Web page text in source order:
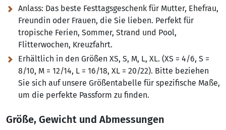
Anlass: Das beste Festtagsgeschenk für Mutter, Ehefrau,
Freundin oder Frauen, die Sie lieben. Perfekt für
tropische Ferien, Sommer, Strand und Pool,
Flitterwochen, Kreuzfahrt.
Erhältlich in den Größen XS, S, M, L, XL. (XS = 4/6, S =
8/10, M = 12/14, L = 16/18, XL = 20/22). Bitte beziehen
Sie sich auf unsere Größentabelle für spezifische Maße,
um die perfekte Passform zu finden.
Größe, Gewicht und Abmessungen